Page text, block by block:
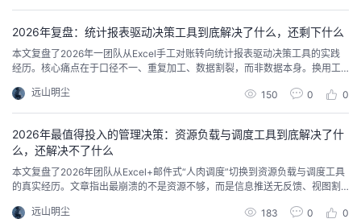
2026年复盘：统计报表驱动决策工具到底解决了什么，还剩下什么
本文复盘了2026年一团队从Excel手工对账转向统计报表驱动决策工具的实践
经历。核心痛点在于口径不一、重复加工、数据割裂，而非数据本身。换用工
读、临时分析和习惯迁移仍需依靠人。工具解决的是“统计”而非“决策”，核心价
值在于让所有人基于同一事实基础讨论。
远山明尘 150 0 0
2026年最值得投入的管理决策：资源负载与调度工具到底解决了什
么，还解决不了什么
本文复盘了2026年团队从Excel+邮件式“人肉调度”切换到资源负载与调度工具
的真实经历。文章指出最崩溃的不是资源不够，而是信息推送无反馈、视图割
时间大幅缩短，焦虑感明显降低，但也坦陈工具解决不了信息质量、线下沟通
远山明尘 183 0 0